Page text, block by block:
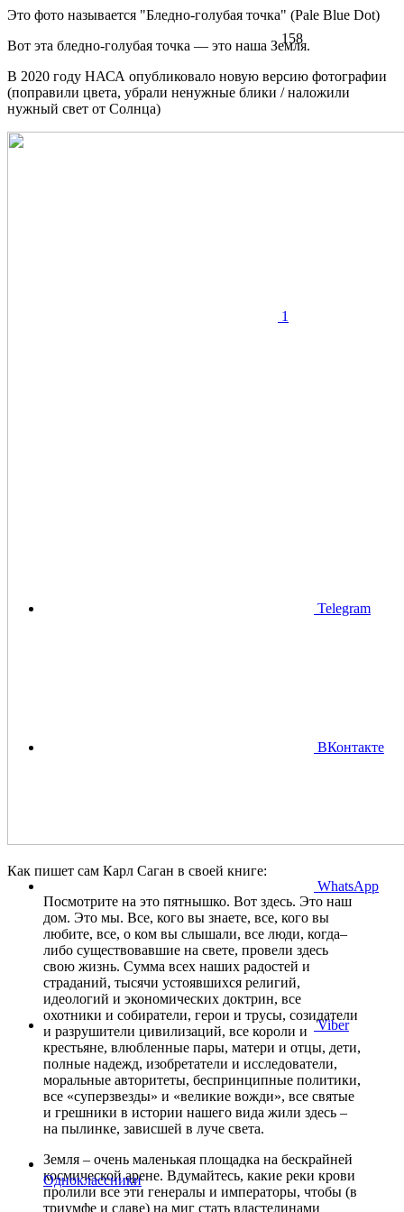
Это фото называется "Бледно-голубая точка" (Pale Blue Dot)
Вот эта бледно-голубая точка — это наша Земля.
В 2020 году НАСА опубликовало новую версию фотографии
(поправили цвета, убрали ненужные блики / наложили
нужный свет от Солнца)
Как пишет сам Карл Саган в своей книге:
Посмотрите на это пятнышко. Вот здесь. Это наш
дом. Это мы. Все, кого вы знаете, все, кого вы
любите, все, о ком вы слышали, все люди, когда–
либо существовавшие на свете, провели здесь
свою жизнь. Сумма всех наших радостей и
страданий, тысячи устоявшихся религий,
идеологий и экономических доктрин, все
охотники и собиратели, герои и трусы, созидатели
и разрушители цивилизаций, все короли и
крестьяне, влюбленные пары, матери и отцы, дети,
полные надежд, изобретатели и исследователи,
моральные авторитеты, беспринципные политики,
все «суперзвезды» и «великие вожди», все святые
и грешники в истории нашего вида жили здесь –
на пылинке, зависшей в луче света.
Земля – очень маленькая площадка на бескрайней
космической арене. Вдумайтесь, какие реки крови
пролили все эти генералы и императоры, чтобы (в
триумфе и славе) на миг стать властелинами
158
1
Telegram
ВКонтакте
WhatsApp
Viber
Одноклассники